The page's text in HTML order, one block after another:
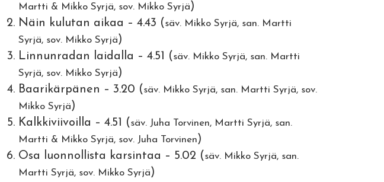
Martti & Mikko Syrjä, sov. Mikko Syrjä)
Näin kulutan aikaa – 4.43 (säv. Mikko Syrjä, san. Martti
Syrjä, sov. Mikko Syrjä)
Linnunradan laidalla – 4.51 (säv. Mikko Syrjä, san. Martti
Syrjä, sov. Mikko Syrjä)
Baarikärpänen – 3.20 (säv. Mikko Syrjä, san. Martti Syrjä, sov.
Mikko Syrjä)
Kalkkiviivoilla – 4.51 (säv. Juha Torvinen, Martti Syrjä, san.
Martti & Mikko Syrjä, sov. Juha Torvinen)
Osa luonnollista karsintaa – 5.02 (säv. Mikko Syrjä, san.
Martti Syrjä, sov. Mikko Syrjä)